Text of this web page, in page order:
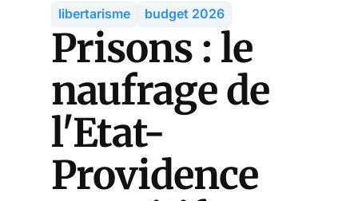
libertarisme budget 2026
Prisons : le
naufrage de
l'Etat-
Providence